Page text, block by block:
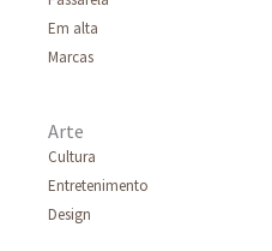
Em alta
Marcas
Arte
Cultura
Entretenimento
Design